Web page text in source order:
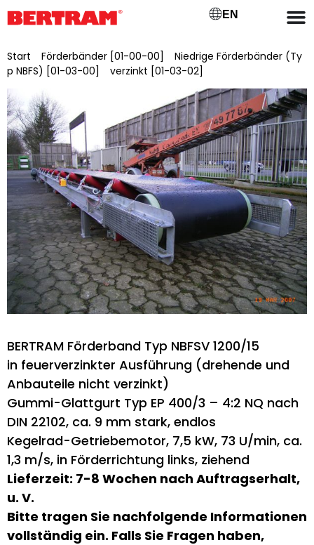
EN
Start Förderbänder [01-00-00]
Niedrige Förderbänder (Ty
p NBFS) [01-03-00]
verzinkt [01-03-02]
BERTRAM Förderband Typ NBFSV 1200/15
in feuerverzinkter Ausführung (drehende und
Anbauteile nicht verzinkt)
Gummi-Glattgurt Typ EP 400/3 – 4:2 NQ nach
DIN 22102, ca. 9 mm stark, endlos
Kegelrad-Getriebemotor, 7,5 kW, 73 U/min, ca.
1,3 m/s, in Förderrichtung links, ziehend
Lieferzeit: 7-8 Wochen nach Auftragserhalt,
u. V.
Bitte tragen Sie nachfolgende Informationen
vollständig ein. Falls Sie Fragen haben,